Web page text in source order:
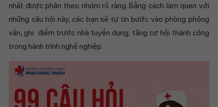
nhất được phân theo nhóm rõ ràng. Bằng cách làm quen với
những câu hỏi này, các bạn sẽ tự tin bước vào phòng phỏng
vấn, ghi điểm trước nhà tuyển dụng, tăng cơ hội thành công
trong hành trình nghề nghiệp.